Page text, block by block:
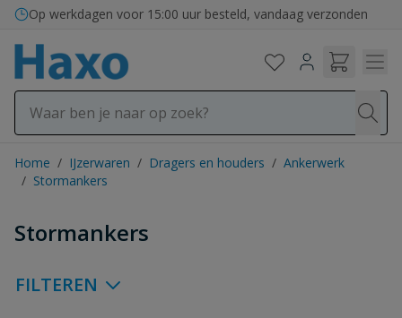
Ga naar de inhoud
Bezorging in binnen- en buitenland
Op werkdagen voor 15:00 uur besteld, vandaag verzonden
Home / IJzerwaren / Dragers en houders / Ankerwerk
/ Stormankers
Stormankers
FILTEREN